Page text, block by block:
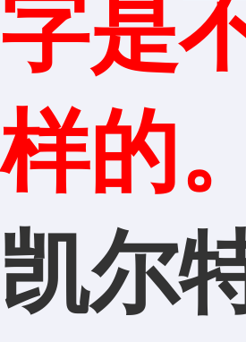
字是
样的。
凯尔